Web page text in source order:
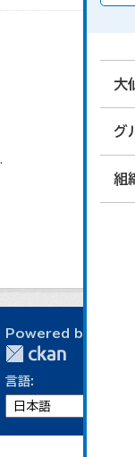
大
グ
組
Powered by
言語